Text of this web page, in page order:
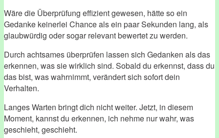
Wäre die Überprüfung effizient gewesen, hätte so ein
Gedanke keinerlei Chance als ein paar Sekunden lang, als
glaubwürdig oder sogar relevant bewertet zu werden.
Durch achtsames überprüfen lassen sich Gedanken als das
erkennen, was sie wirklich sind. Sobald du erkennst, dass du
das bist, was wahrnimmt, verändert sich sofort dein
Verhalten.
Langes Warten bringt dich nicht weiter. Jetzt, in diesem
Moment, kannst du erkennen, ich nehme nur wahr, was
geschieht, geschieht.